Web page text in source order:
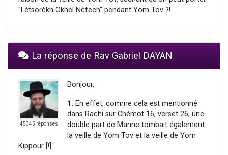
"Létsorèkh Okhel Néfech" pendant Yom Tov ?!
La réponse de Rav Gabriel DAYAN
45345 réponses
Bonjour,
1. En effet, comme cela est mentionné
dans Rachi sur Chémot 16, verset 26, une
double part de Manne tombait également
la veille de Yom Tov et la veille de Yom
Kippour [!]